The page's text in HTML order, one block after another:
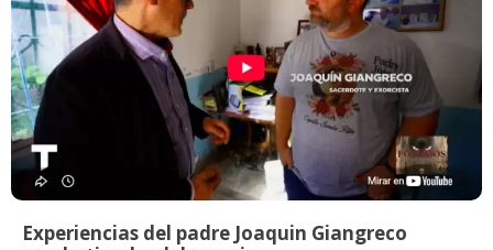
Experiencias del padre Joaquin Giangreco